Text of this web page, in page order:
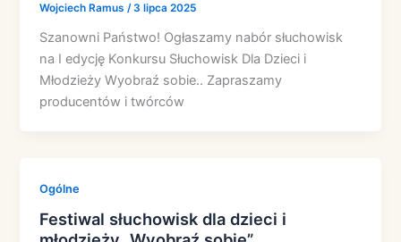
Wojciech Ramus /3 lipca 2025
Szanowni Państwo! Ogłaszamy nabór słuchowisk
na I edycję Konkursu Słuchowisk Dla Dzieci i
Młodzieży Wyobraź sobie.. Zapraszamy
producentów i twórców
Ogólne
Festiwal słuchowisk dla dzieci i